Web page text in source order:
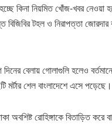
হচ্ছে কিনা নিয়মিত খোঁজ-খবর
টহল ও নিরাপত্তা জোরদার
বেলায় গোলাগুলি হলেও
মর্টার শেল বাংলাদেশে এসে পড়েছে।
অবশিষ্ট রোহিঙ্গাকে বিতাড়িত